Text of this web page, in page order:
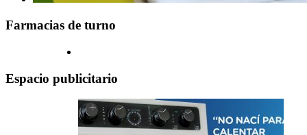
Farmacias de turno
Espacio publicitario